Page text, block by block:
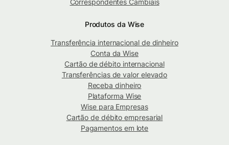
Correspondentes Cambiais
Produtos da Wise
Transferência internacional de dinheiro
Conta da Wise
Cartão de débito internacional
Transferências de valor elevado
Receba dinheiro
Plataforma Wise
Wise para Empresas
Cartão de débito empresarial
Pagamentos em lote